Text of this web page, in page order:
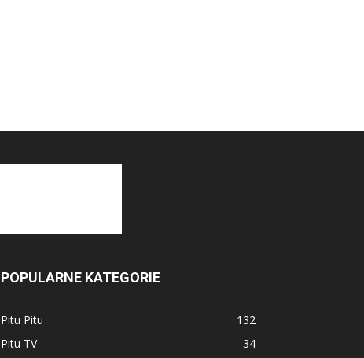
POPULARNE KATEGORIE
Pitu Pitu
132
Pitu TV
34